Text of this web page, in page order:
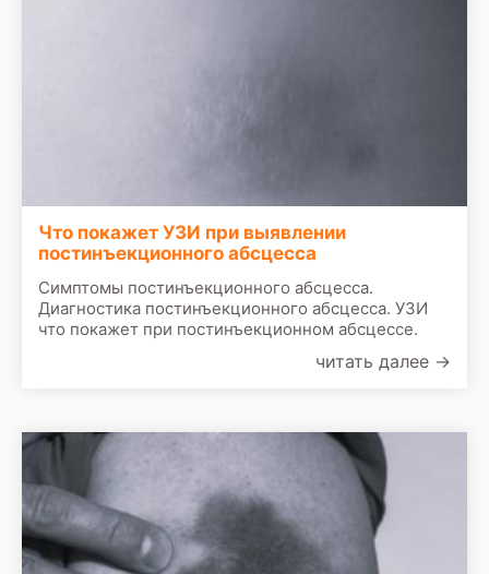
Что покажет УЗИ при выявлении
постинъекционного абсцесса
Симптомы постинъекционного абсцесса.
Диагностика постинъекционного абсцесса. УЗИ
что покажет при постинъекционном абсцессе.
читать далее →